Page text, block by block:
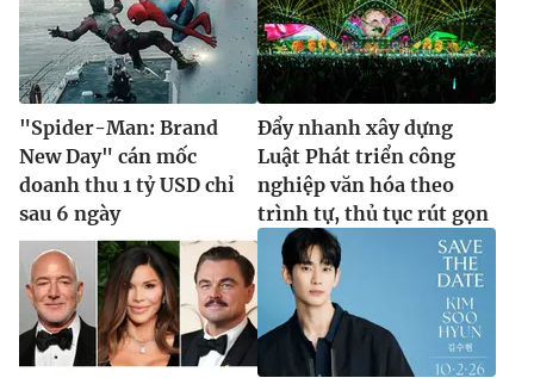
"Spider-Man: Brand
New Day" cán mốc
doanh thu 1 tỷ USD chỉ
sau 6 ngày
Đẩy nhanh xây dựng
Luật Phát triển công
nghiệp văn hóa theo
trình tự, thủ tục rút gọn